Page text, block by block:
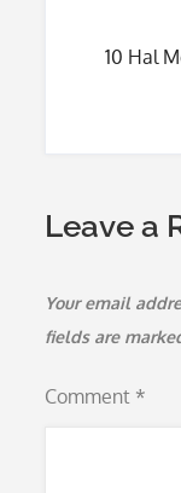
10 Hal
Leave a
Your email
fields are
Comment *